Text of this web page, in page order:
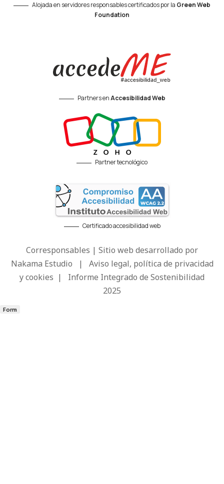
Alojada en servidores responsables certificados por la Green Web
Foundation
Partners enAccesibilidad Web
Partner tecnológico
Certificado accesibilidad web
Corresponsables | Sitio web desarrollado por
Nakama Estudio | Aviso legal, política de privacidad
y cookies | Informe Integrado de Sostenibilidad
2025
Form